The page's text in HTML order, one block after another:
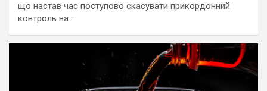
що настав час поступово скасувати прикордонний
контроль на…